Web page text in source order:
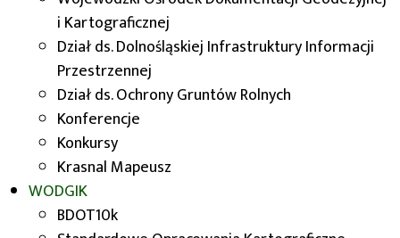
i Kartograficznej
Dział ds. Dolnośląskiej Infrastruktury Informacji
Przestrzennej
Dział ds. Ochrony Gruntów Rolnych
Konferencje
Konkursy
Krasnal Mapeusz
WODGIK
BDOT10k
Zasady udostępniania
zasobu i opłaty
Na podstawie art. 40d. ustawy z dnia 5 czerwca
2014 r. Prawo geodezyjne i kartograficzne.